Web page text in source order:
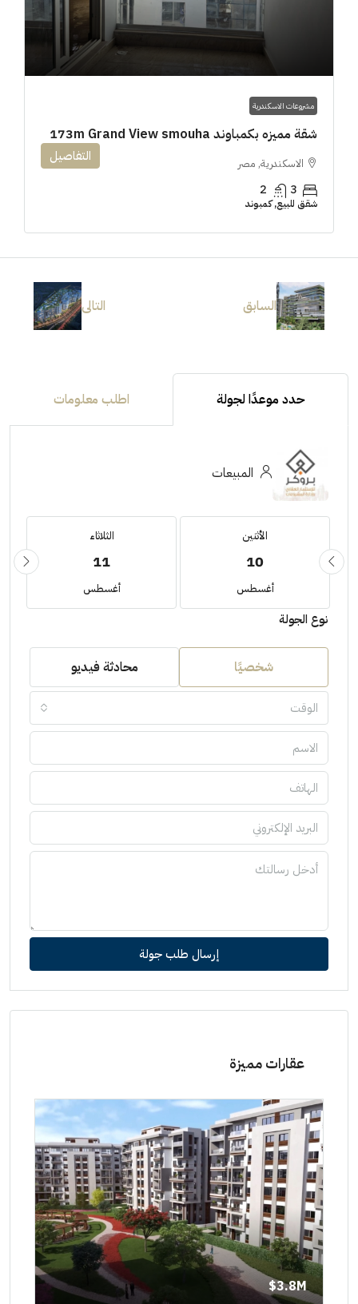
مشروعات الاسكندرية
شقة مميزه بكمباوند 173m Grand View smouha
الاسكندرية, مصر
3
2
شقق للبيع, كمبوند
التفاصيل
السابق التالى
حدد موعدًا لجولة اطلب معلومات
المبيعات
الأثنين
10
أغسطس
الثلاثاء
11
أغسطس
نوع الجولة
شخصيًا محادثة فيديو
الوقت
إرسال طلب جولة
عقارات مميزة
3.8M$